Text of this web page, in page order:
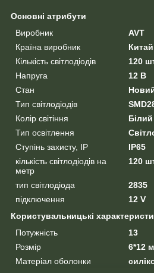
Основні атрибути
Виробник
AVT
Країна виробник
Китай
Кількість світлодіодів
120
Напруга
12 В
Стан
Тип світлодіодів
Колір світіння
Білий
Тип освітлення
Ступінь захисту, IP
IP65
кількість світлодіодів на
метр
120
тип світлодіода
2835
підключення
12 V
Користувальницькі
Потужність
13
Розмір
6*12
Матеріал оболонки